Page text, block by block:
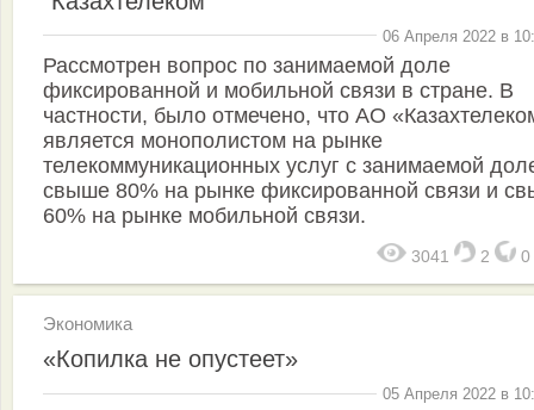
06 Апреля 2022 в
Рассмотрен вопрос по занимаемой доле
фиксированной и мобильной связи в стране. В
частности, было отмечено, что АО
является монополистом на рынке
телекоммуникационных услуг с занимаемой
свыше 80% на рынке фиксированной связи и
60% на рынке мобильной связи.
3041 2 0
Экономика
«Копилка не опустеет»
05 Апреля 2022 в